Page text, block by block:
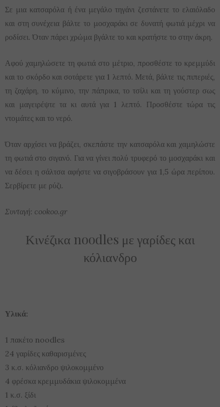
Σε μια κατσαρόλα ή ένα μεγάλο τηγάνι ζεστάνετε το ελαιόλαδο
και στη συνέχεια βάλτε το μοσχαράκι σε δυνατή φωτιά μέχρι να
ροδίσει. Όταν πάρει χρώμα βγάλτε το και κρατήστε το στην άκρη.
Αφού χαμηλώσετε τη φωτιά στο μέτριο, προσθέστε το κρεμμύδι
και το σκόρδο και σοτάρετε για 1 λεπτό. Μετά, βάλτε τις πιπεριές,
τη ζαχάρη, το κύμινο, την πάπρικα, το τσίλι και τη γούστερ σως
και μαγειρέψτε τα κι αυτά για 1 λεπτό. Προσθέστε τώρα τις
ντομάτες και το νερό.
Όταν αρχίσει να βράζει, σκεπάστε την κατσαρόλα και χαμηλώστε
τη φωτιά στο σιγανό. Για να γίνει πολύ τρυφερό το μοσχαράκι και
να δέσει η σάλτσα αφήστε να σιγοβράσουν για 1,5 ώρα περίπου.
Σερβίρετε με ρύζι.
Συνταγή: cookoo.gr
Κινέζικα noodles με γαρίδες και
κόλιανδρο
Υλικά:
1 πακέτο noodles
24 γαρίδες καθαρισμένες
3 κ.σ. κόλιανδρο ψιλοκομμένο
4 φρέσκα κρεμμυδάκια ψιλοκομμένα
1 κ.σ. ξίδι